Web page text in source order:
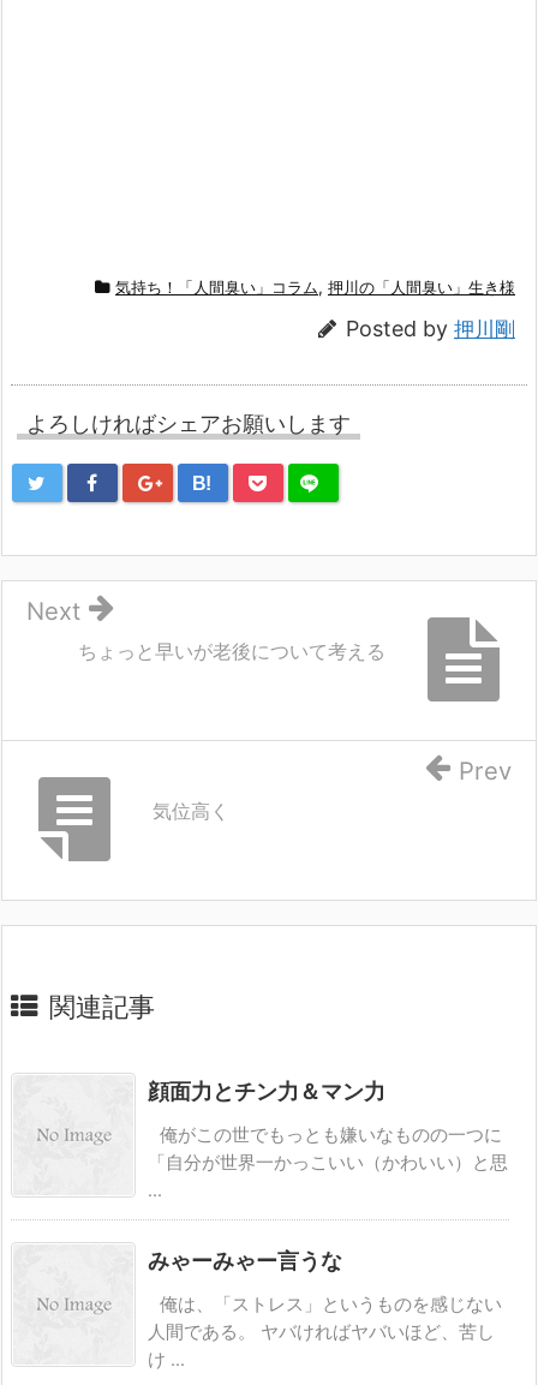
気持ち！「人間臭い」コラム, 押川の「人間臭い」生き様
Posted by 押川剛
よろしければシェアお願いします
B!
ちょっと早いが老後について考える
Next
気位高く
Prev
関連記事
顔面力とチン力＆マン力
俺がこの世でもっとも嫌いなものの一つに
「自分が世界一かっこいい（かわいい）と思
...
みゃーみゃー言うな
俺は、「ストレス」というものを感じない
人間である。 ヤバければヤバいほど、苦し
け ...